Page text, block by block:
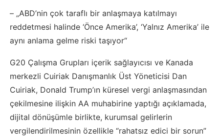
– „ABD’nin çok taraflı bir anlaşmaya katılmayı
reddetmesi halinde ‘Önce Amerika’, ‘Yalnız Amerika’ ile
aynı anlama gelme riski taşıyor“
G20 Çalışma Grupları içerik sağlayıcısı ve Kanada
merkezli Cuiriak Danışmanlık Üst Yöneticisi Dan
Cuiriak, Donald Trump’ın küresel vergi anlaşmasından
çekilmesine ilişkin AA muhabirine yaptığı açıklamada,
dijital dönüşümle birlikte, kurumsal gelirlerin
vergilendirilmesinin özellikle “rahatsız edici bir sorun”